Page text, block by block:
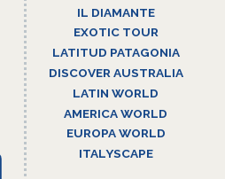
IL DIAMANTE
EXOTIC TOUR
LATITUD PATAGONIA
DISCOVER AUSTRALIA
LATIN WORLD
AMERICA WORLD
EUROPA WORLD
ITALYSCAPE